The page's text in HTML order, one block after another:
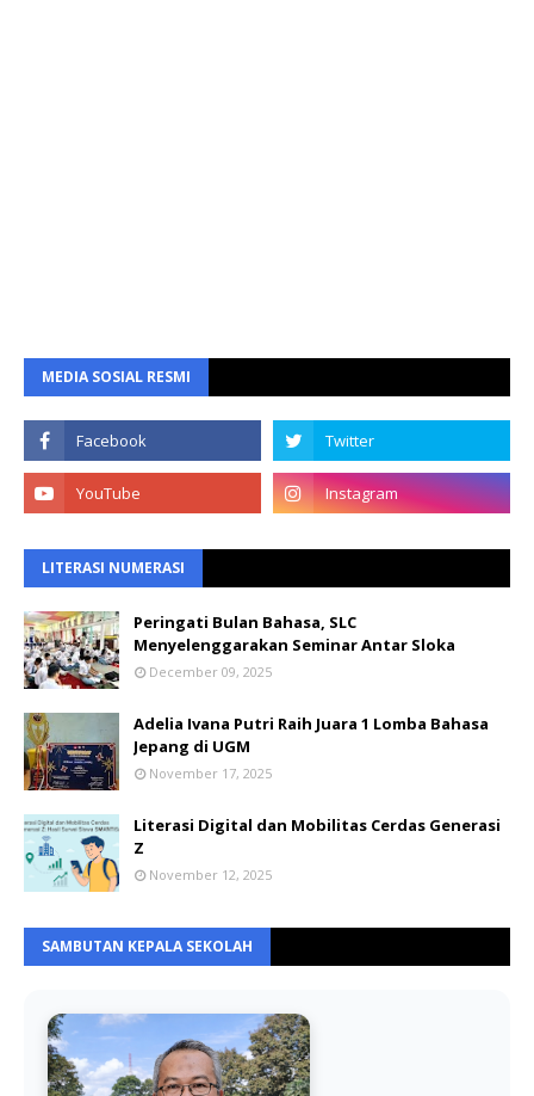
MEDIA SOSIAL RESMI
LITERASI NUMERASI
Peringati Bulan Bahasa, SLC
Menyelenggarakan Seminar Antar Sloka
December 09, 2025
Adelia Ivana Putri Raih Juara 1 Lomba Bahasa
Jepang di UGM
November 17, 2025
Literasi Digital dan Mobilitas Cerdas Generasi
Z
November 12, 2025
SAMBUTAN KEPALA SEKOLAH